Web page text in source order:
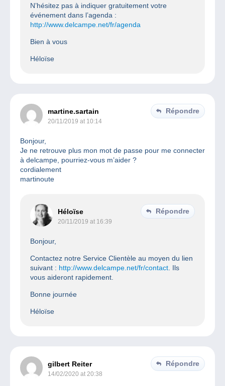
N’hésitez pas à indiquer gratuitement votre
événement dans l’agenda :
http://www.delcampe.net/fr/agenda
Bien à vous
Héloïse
martine.sartain
20/11/2019 at 10:14
Répondre
Bonjour,
Je ne retrouve plus mon mot de passe pour me connecter
à delcampe, pourriez-vous m’aider ?
cordialement
martinoute
Héloïse
20/11/2019 at 16:39
Répondre
Bonjour,
Contactez notre Service Clientèle au moyen du lien
suivant : http://www.delcampe.net/fr/contact . Ils
vous aideront rapidement.
Bonne journée
Héloïse
gilbert Reiter
14/02/2020 at 20:38
Répondre